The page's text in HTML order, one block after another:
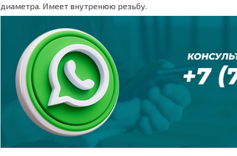
диаметра. Имеет внутренюю резьбу.